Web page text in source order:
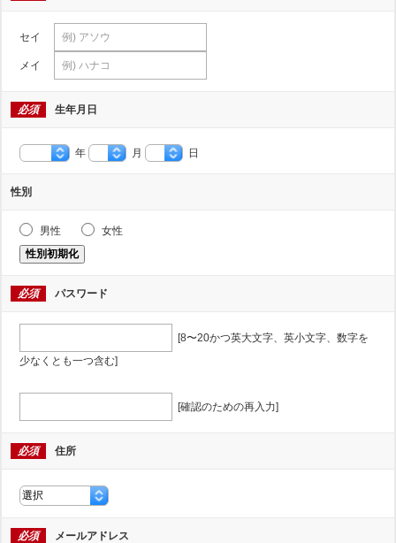
セイ
メイ
必須 生年月日
年 月 日
性別
男性
女性
性別初期化
必須 パスワード
[8〜20かつ英大文字、英小文字、数字を
少なくとも一つ含む]
[確認のための再入力]
必須 住所
必須 メールアドレス